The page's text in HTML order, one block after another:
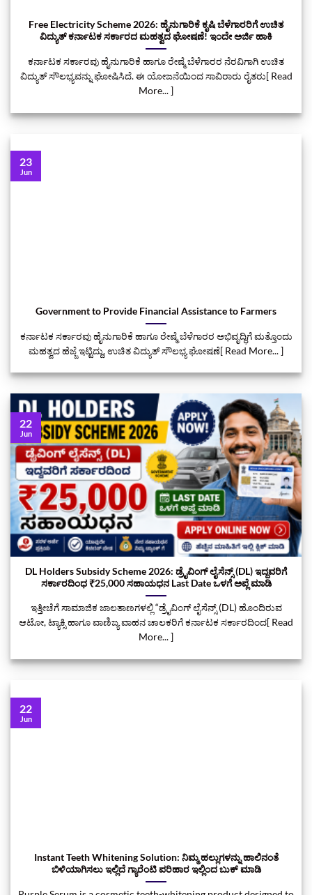
Free Electricity Scheme 2026: ಹೈನುಗಾರಿಕೆ ಕೃಷಿ ಬೆಳೆಗಾರರಿಗೆ ಉಚಿತ
ವಿದ್ಯುತ್ ಕರ್ನಾಟಕ ಸರ್ಕಾರದ ಮಹತ್ವದ ಘೋಷಣೆ! ಇಂದೇ ಅರ್ಜಿ ಹಾಕಿ
ಕರ್ನಾಟಕ ಸರ್ಕಾರವು ಹೈನುಗಾರಿಕೆ ಹಾಗೂ ರೇಷ್ಮೆ ಬೆಳೆಗಾರರ ನೆರವಿಗಾಗಿ ಉಚಿತ
ವಿದ್ಯುತ್ ಸೌಲಭ್ಯವನ್ನು ಘೋಷಿಸಿದೆ. ಈ ಯೋಜನೆಯಿಂದ ಸಾವಿರಾರು ರೈತರು[ Read
More... ]
Government to Provide Financial Assistance to Farmers
ಕರ್ನಾಟಕ ಸರ್ಕಾರವು ಹೈನುಗಾರಿಕೆ ಹಾಗೂ ರೇಷ್ಮೆ ಬೆಳೆಗಾರರ ಅಭಿವೃದ್ಧಿಗೆ ಮತ್ತೊಂದು
ಮಹತ್ವದ ಹೆಜ್ಜೆ ಇಟ್ಟಿದ್ದು, ಉಚಿತ ವಿದ್ಯುತ್ ಸೌಲಭ್ಯ ಘೋಷಣೆ[ Read More... ]
23
Jun
DL Holders Subsidy Scheme 2026: ಡ್ರೈವಿಂಗ್ ಲೈಸೆನ್ಸ್ (DL) ಇದ್ದವರಿಗೆ
ಸರ್ಕಾರದಿಂಧ ₹25,000 ಸಹಾಯಧನ Last Date ಒಳಗೆ ಅಪ್ಲೆ ಮಾಡಿ
ಇತ್ತೀಚೆಗೆ ಸಾಮಾಜಿಕ ಜಾಲತಾಣಗಳಲ್ಲಿ “ಡ್ರೈವಿಂಗ್ ಲೈಸೆನ್ಸ್ (DL) ಹೊಂದಿರುವ
ಆಟೋ, ಟ್ಯಾಕ್ಸಿ ಹಾಗೂ ವಾಣಿಜ್ಯ ವಾಹನ ಚಾಲಕರಿಗೆ ಕರ್ನಾಟಕ ಸರ್ಕಾರದಿಂದ[ Read
More... ]
22
Jun
Instant Teeth Whitening Solution: ನಿಮ್ಮ ಹಲ್ಲುಗಳನ್ನು ಹಾಲಿನಂತೆ
ಬಿಳಿಯಾಗಿಸಲು ಇಲ್ಲಿದೆ ಗ್ಯಾರೆಂಟಿ ಪರಿಹಾರ ಇಲ್ಲಿಂದ ಬುಕ್‌ ಮಾಡಿ
22
Jun